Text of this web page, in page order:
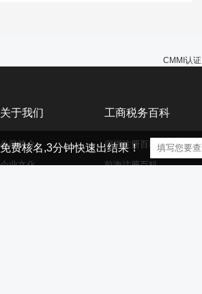
CMMI认证|
关于我们
公司简介
企业文化
工商税务百科
深圳注册百科
前海注册百科
免费核名,3分钟快速出结果！